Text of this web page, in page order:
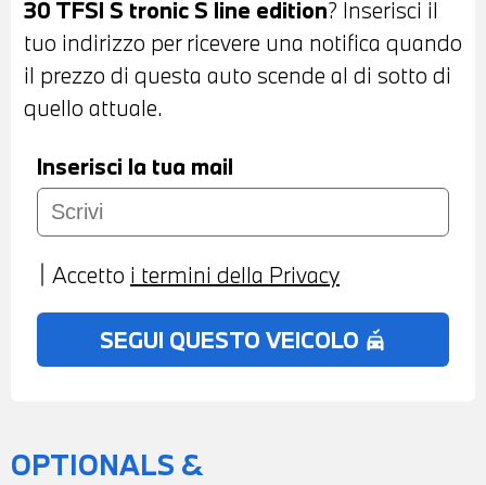
ANTRACITE CON CUCITURE A
CONTRASTO - VOLANTE SPORTIVO IN
PELLE APPIATTITO NELLA PARTE
INFERIORE CON COMANDI
MULTIFUNZIONE - CAMBIO AUTOMATICO
CON LEVE AL VOLANTE -
CLIMATIZZATORE AUTOMATICO BIZONA -
APPLE CAR PLAY E EANDROID AUTO -
LUCI D'AMBIENTE - COMPUTER DI
BORDO - BRACCIOLO ANTERIORE -
FINANZIAMENTO ANCHE PER L'INTERO
30 TFSI S tronic S line edition? Inserisci il
tuo indirizzo per ricevere una notifica quando
il prezzo di questa auto scende al di sotto di
quello attuale.
Inserisci la tua mail
Accetto i termini della Privacy
SEGUI QUESTO VEICOLO no_crash
OPTIONALS &